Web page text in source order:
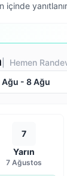
içinde
| Hemen
Ağu - 8 Ağu
7
Yarın
7 Ağustos